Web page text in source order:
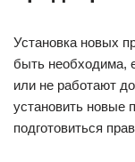
Установка новых
быть необходима,
или не работают
установить новые
подготовиться